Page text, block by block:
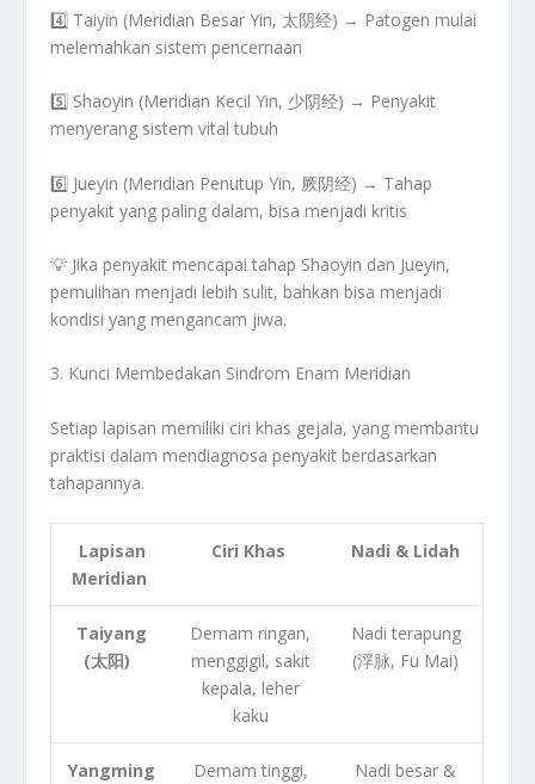
4️⃣ Taiyin (Meridian Besar Yin, 太阴经) → Patogen mulai
melemahkan sistem pencernaan
5️⃣ Shaoyin (Meridian Kecil Yin, 少阴经) → Penyakit
menyerang sistem vital tubuh
6️⃣ Jueyin (Meridian Penutup Yin, 厥阴经) → Tahap
penyakit yang paling dalam, bisa menjadi kritis
💡 Jika penyakit mencapai tahap Shaoyin dan Jueyin,
pemulihan menjadi lebih sulit, bahkan bisa menjadi
kondisi yang mengancam jiwa.
3. Kunci Membedakan Sindrom Enam Meridian
Setiap lapisan memiliki ciri khas gejala, yang membantu
praktisi dalam mendiagnosa penyakit berdasarkan
tahapannya.
Lapisan
Meridian
Ciri Khas Nadi & Lidah
Taiyang
(太阳)
Demam ringan,
menggigil, sakit
kepala, leher
kaku
Nadi terapung
(浮脉, Fu Mai)
Yangming
Demam tinggi,
Nadi besar &